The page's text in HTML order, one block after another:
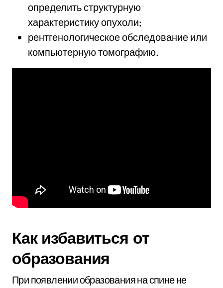
определить структурную
характеристику опухоли;
рентгенологическое обследование или
компьютерную томографию.
Как избавиться от
образования
При появлении образования на спине не